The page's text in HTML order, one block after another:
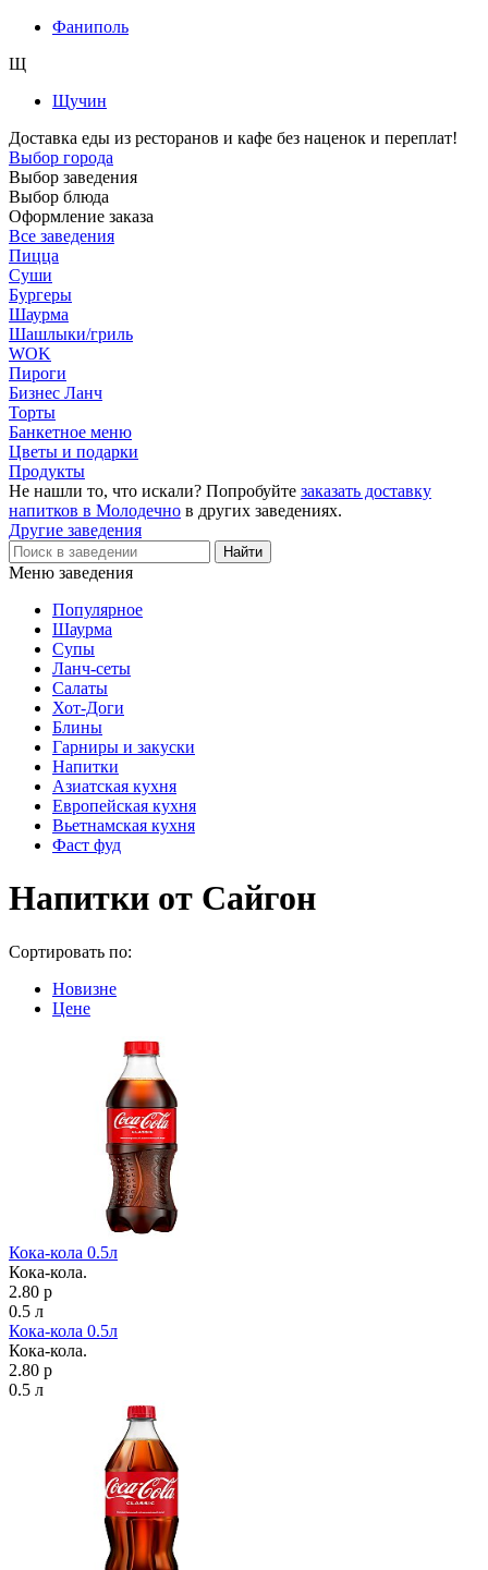
Фаниполь
Щ
Щучин
Доставка еды из ресторанов и кафе без наценок и переплат!
Выбор города
Выбор заведения
Выбор блюда
Оформление заказа
Все заведения
Пицца
Суши
Бургеры
Шаурма
Шашлыки/гриль
WOK
Пироги
Бизнес Ланч
Торты
Банкетное меню
Цветы и подарки
Продукты
Не нашли то, что искали? Попробуйте заказать доставку
напитков в Молодечно в других заведениях.
Другие заведения
Меню заведения
Популярное
Шаурма
Супы
Ланч-сеты
Салаты
Хот-Доги
Блины
Гарниры и закуски
Напитки
Азиатская кухня
Европейская кухня
Вьетнамская кухня
Фаст фуд
Напитки от Сайгон
Сортировать по:
Новизне
Цене
Кока-кола 0.5л
Кока-кола.
2.80 р
0.5 л
Кока-кола 0.5л
Кока-кола.
2.80 р
0.5 л